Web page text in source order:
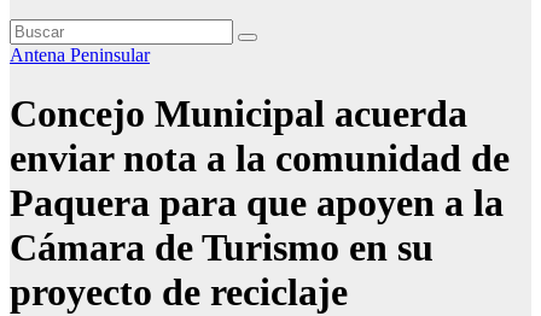
Antena Peninsular
Concejo Municipal acuerda
enviar nota a la comunidad de
Paquera para que apoyen a la
Cámara de Turismo en su
proyecto de reciclaje